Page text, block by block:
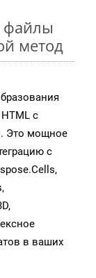
файлы
метод
с
Это мощное
с
в ваших